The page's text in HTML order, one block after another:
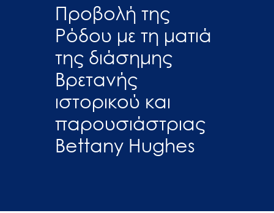
Προβολή της
Ρόδου με τη ματιά
της διάσημης
Βρετανής
ιστορικού και
παρουσιάστριας
Bettany Hughes